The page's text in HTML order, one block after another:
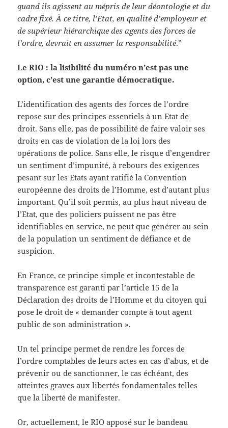
quand ils agissent au mépris de leur déontologie et du
cadre fixé. À ce titre, l’Etat, en qualité d’employeur et
de supérieur hiérarchique des agents des forces de
l’ordre, devrait en assumer la responsabilité.”
Le RIO : la lisibilité du numéro n’est pas une
option, c’est une garantie démocratique.
L’identification des agents des forces de l’ordre
repose sur des principes essentiels à un Etat de
droit. Sans elle, pas de possibilité de faire valoir ses
droits en cas de violation de la loi lors des
opérations de police. Sans elle, le risque d’engendrer
un sentiment d’impunité, à rebours des exigences
pesant sur les Etats ayant ratifié la Convention
européenne des droits de l’Homme, est d’autant plus
important. Qu’il soit permis, au plus haut niveau de
l’Etat, que des policiers puissent ne pas être
identifiables en service, ne peut que générer au sein
de la population un sentiment de défiance et de
suspicion.
En France, ce principe simple et incontestable de
transparence est garanti par l’article 15 de la
Déclaration des droits de l’Homme et du citoyen qui
pose le droit de « demander compte à tout agent
public de son administration ».
Un tel principe permet de rendre les forces de
l’ordre comptables de leurs actes en cas d’abus, et de
prévenir ou de sanctionner, le cas échéant, des
atteintes graves aux libertés fondamentales telles
que la liberté de manifester.
Or, actuellement, le RIO apposé sur le bandeau